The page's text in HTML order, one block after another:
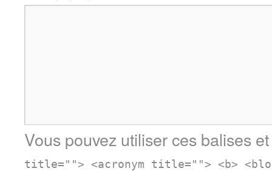
Vous pouvez utiliser ces balises
title=""> <acronym title=""> <b>